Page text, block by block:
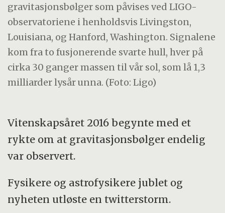
gravitasjonsbølger som påvises ved LIGO-
observatoriene i henholdsvis Livingston,
Louisiana, og Hanford, Washington. Signalene
kom fra to fusjonerende svarte hull, hver på
cirka 30 ganger massen til vår sol, som lå 1,3
milliarder lysår unna. (Foto: Ligo)
Vitenskapsåret 2016 begynte med et
rykte om at gravitasjonsbølger endelig
var observert.
Fysikere og astrofysikere jublet og
nyheten utløste en twitterstorm.